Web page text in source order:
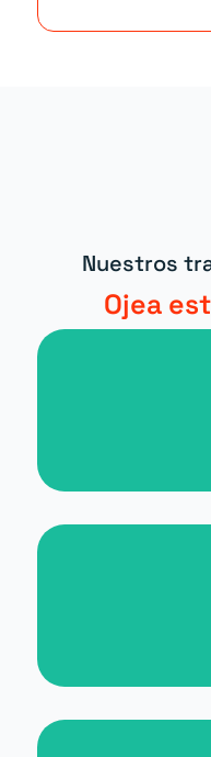
Nuestros
Ojea